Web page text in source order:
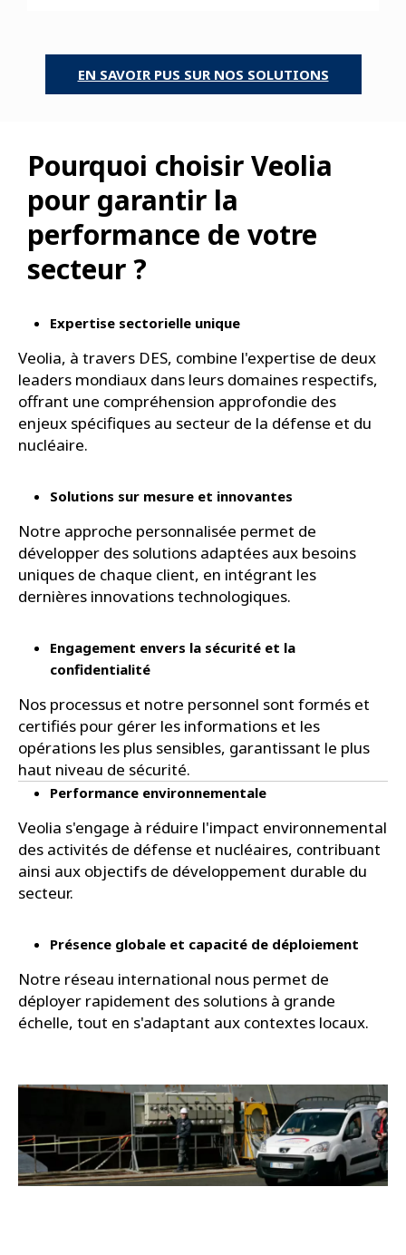
EN SAVOIR PUS SUR NOS SOLUTIONS
Pourquoi choisir Veolia
pour garantir la
performance de votre
secteur ?
Expertise sectorielle unique
Veolia, à travers DES, combine l'expertise de deux
leaders mondiaux dans leurs domaines respectifs,
offrant une compréhension approfondie des
enjeux spécifiques au secteur de la défense et du
nucléaire.
Solutions sur mesure et innovantes
Notre approche personnalisée permet de
développer des solutions adaptées aux besoins
uniques de chaque client, en intégrant les
dernières innovations technologiques.
Engagement envers la sécurité et la
confidentialité
Nos processus et notre personnel sont formés et
certifiés pour gérer les informations et les
opérations les plus sensibles, garantissant le plus
haut niveau de sécurité.
Performance environnementale
Veolia s'engage à réduire l'impact environnemental
des activités de défense et nucléaires, contribuant
ainsi aux objectifs de développement durable du
secteur.
Présence globale et capacité de déploiement
Notre réseau international nous permet de
déployer rapidement des solutions à grande
échelle, tout en s'adaptant aux contextes locaux.